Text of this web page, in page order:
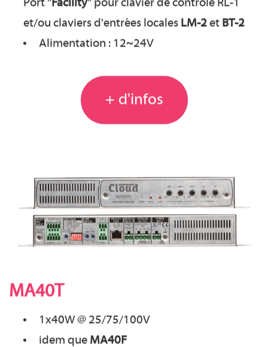
Port "Facility" pour clavier de contrôle RL-1
et/ou claviers d'entrées locales LM-2 et BT-2
Alimentation : 12~24V
+ d'infos
MA40T
1x40W @ 25/75/100V
idem que MA40F